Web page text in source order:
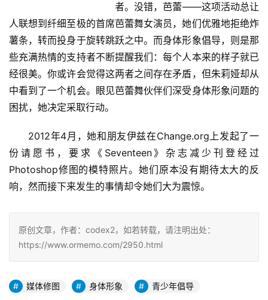
者。没错，芭蕾——这项活动总让
人联想到纤细至极的首席芭蕾舞女演员，她们优雅地拒绝炸
薯条，转而投身于旋转跳跃之中。而身体形象倡导，则是那
些充满热情的支持者不断提醒我们：每个人本来的样子就已
经很美。你或许会觉得这两者之间存在矛盾，但朱莉娅却从
中看到了一个机会。眼见芭蕾舞伙伴们深受身体形象问题的
困扰，她决定采取行动。
2012年4月，她和朋友伊兹在Change.org上发起了一
份请愿书，要求《Seventeen》杂志减少刊登经过
Photoshop修图的模特照片。她们原本没有期待太大的反
响，然而接下来发生的事情却令她们大为震惊。
原创文章，作者：codex2，如若转载，请注明出处：
https://www.ormemo.com/2950.html
媒体修图 身体形象 青少年倡导